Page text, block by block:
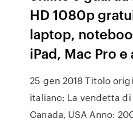
HD 1080p
laptop,
iPad, Mac Pro e
25 gen 2018 Titolo
italiano: La vendetta
Canada, USA Anno: